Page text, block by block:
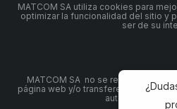
MATCOM SA utiliza cookies para
optimizar la funcionalidad del sitio y
ser de su
MATCOM SA no se responsabiliza
página web y/o transferencias
autorizadas por
¿Dudas